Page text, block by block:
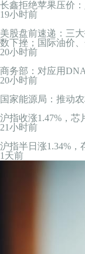
SpaceX盘前暴跌逾
19小时前